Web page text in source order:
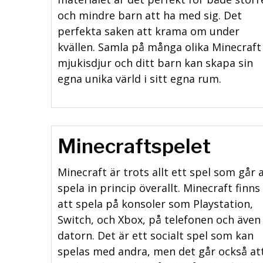
och mindre barn att ha med sig. Det
perfekta saken att krama om under
kvällen. Samla på många olika Minecraft
mjukisdjur och ditt barn kan skapa sin
egna unika värld i sitt egna rum.
Minecraftspelet
Minecraft är trots allt ett spel som går
spela in princip överallt. Minecraft finns
att spela på konsoler som Playstation,
Switch, och Xbox, på telefonen och även
datorn. Det är ett socialt spel som kan
spelas med andra, men det går också